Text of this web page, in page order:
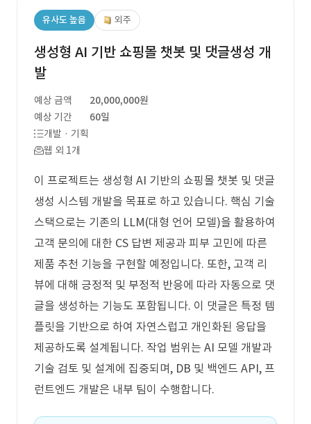
유사도 높음 외주
생성형 AI 기반 쇼핑몰 챗봇 및 댓글생성 개
발
예상 금액
20,000,000원
예상 기간
60일
개발 · 기획
웹 외 1개
이 프로젝트는 생성형 AI 기반의 쇼핑몰 챗봇 및 댓글
생성 시스템 개발을 목표로 하고 있습니다. 핵심 기술
스택으로는 기존의 LLM(대형 언어 모델)을 활용하여
고객 문의에 대한 CS 답변 제공과 피부 고민에 따른
제품 추천 기능을 구현할 예정입니다. 또한, 고객 리
뷰에 대해 긍정적 및 부정적 반응에 따라 자동으로 댓
글을 생성하는 기능도 포함됩니다. 이 댓글은 특정 템
플릿을 기반으로 하여 자연스럽고 개인화된 응답을
제공하도록 설계됩니다. 작업 범위는 AI 모델 개발과
기술 검토 및 설계에 집중되며, DB 및 백엔드 API, 프
런트엔드 개발은 내부 팀이 수행합니다.